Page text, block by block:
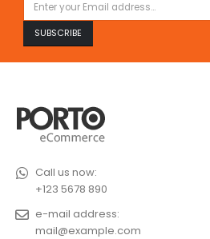
Call us now:
+123 5678 890
e-mail address:
mail@example.com